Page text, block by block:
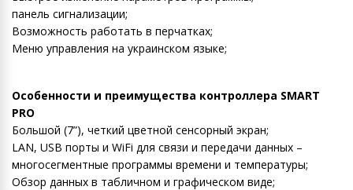
панель сигнализации;
Возможность работать в перчатках;
Меню управления на украинском языке;
Особенности и преимущества контроллера SMART
PRO
Большой (7”), четкий цветной сенсорный экран;
LAN, USB порты и WiFi для связи и передачи данных –
многосегментные программы времени и температуры;
Обзор данных в табличном и графическом виде;